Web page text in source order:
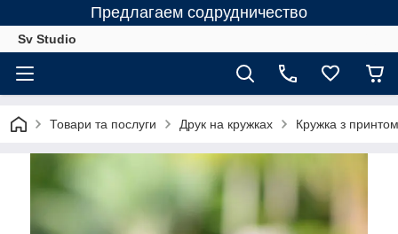
Предлагаем содрудничество
Sv Studio
Товари та послуги Друк на кружках Кружка з